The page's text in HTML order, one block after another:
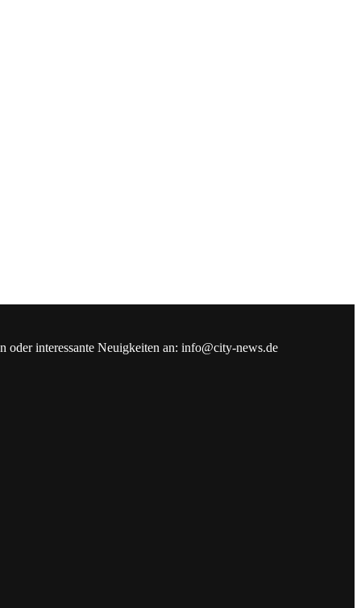
oder interessante Neuigkeiten an: info@city-news.de